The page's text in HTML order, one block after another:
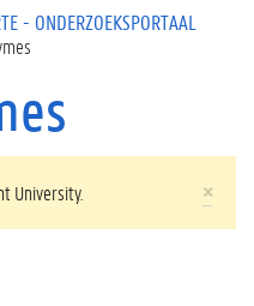
- ONDERZOEKSPORTAAL
×
University.